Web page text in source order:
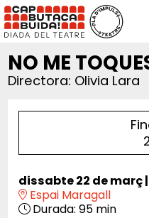
NO ME
Directora: Olivia Lara
dissabte 22 de març|
Espai Maragall
Durada: 95 min